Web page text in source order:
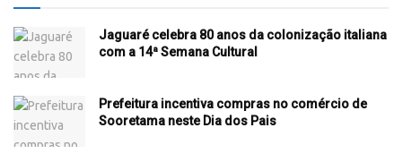
Jaguaré celebra 80 anos da colonização italiana
com a 14ª Semana Cultural
Prefeitura incentiva compras no comércio de
Sooretama neste Dia dos Pais